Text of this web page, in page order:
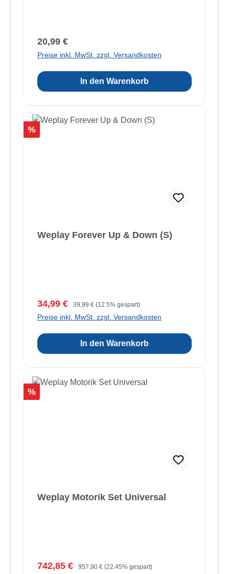
Regulärer Preis:
20,99 €
Preise inkl. MwSt. zzgl. Versandkosten
In den Warenkorb
Rabatt
%
Weplay Forever Up & Down (S)
Verkaufspreis:
34,99 € Regulärer Preis:
39,99 € (12.5% gespart)
Preise inkl. MwSt. zzgl. Versandkosten
In den Warenkorb
Rabatt
%
Weplay Motorik Set Universal
Verkaufspreis:
742,85 € Regulärer Preis:
957,90 € (22.45% gespart)